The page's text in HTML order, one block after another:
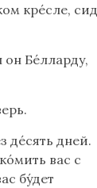
кре́сле,
Бе́лларду,
де́сять дней.
вас с
бу́дет